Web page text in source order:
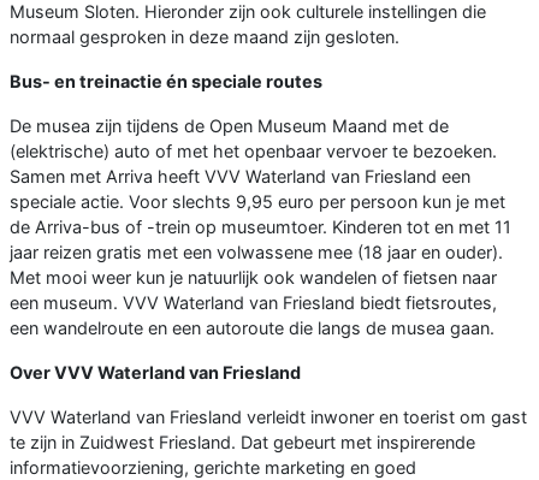
Museum Sloten. Hieronder zijn ook culturele instellingen die
normaal gesproken in deze maand zijn gesloten.
Bus- en treinactie én speciale routes
De musea zijn tijdens de Open Museum Maand met de
(elektrische) auto of met het openbaar vervoer te bezoeken.
Samen met Arriva heeft VVV Waterland van Friesland een
speciale actie. Voor slechts 9,95 euro per persoon kun je met
de Arriva-bus of -trein op museumtoer. Kinderen tot en met 11
jaar reizen gratis met een volwassene mee (18 jaar en ouder).
Met mooi weer kun je natuurlijk ook wandelen of fietsen naar
een museum. VVV Waterland van Friesland biedt fietsroutes,
een wandelroute en een autoroute die langs de musea gaan.
Over VVV Waterland van Friesland
VVV Waterland van Friesland verleidt inwoner en toerist om gast
te zijn in Zuidwest Friesland. Dat gebeurt met inspirerende
informatievoorziening, gerichte marketing en goed